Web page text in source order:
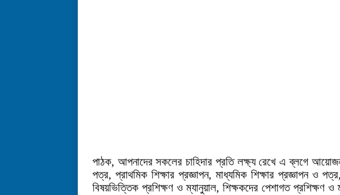
পাঠক, আপনাদের সকলের চাহিদার প্রতি লক্ষ্য রেখে এ ব্লগে
পত্র, প্রাথমিক শিক্ষার প্রজ্ঞাপন, মাধ্যমিক শিক্ষার প্রজ্ঞাপন ও
বিষয়ভিত্তিক প্রশিক্ষণ ও ম্যানুয়াল, শিক্ষকদের পেশাগত প্রশিক্ষণ ও